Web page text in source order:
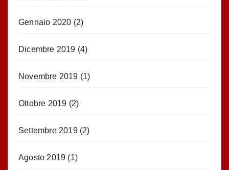
Gennaio 2020 (2)
Dicembre 2019 (4)
Novembre 2019 (1)
Ottobre 2019 (2)
Settembre 2019(2)
Agosto 2019 (1)